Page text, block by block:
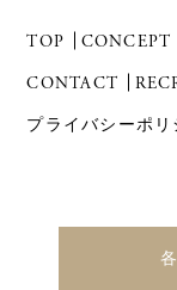
TOP CONCEPT
CONTACT
プライバシーポリ